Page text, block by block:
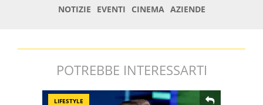
POTREBBE INTERESSARTI
LIFESTYLE